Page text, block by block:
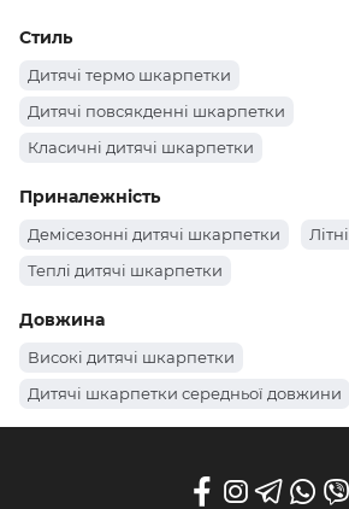
Стиль
Дитячі термо шкарпетки
Дитячі повсякденні шкарпетки
Класичні дитячі шкарпетки
Приналежність
Демісезонні дитячі шкарпетки
Теплі дитячі шкарпетки
Довжина
Високі дитячі шкарпетки
Дитячі шкарпетки середньої довжини